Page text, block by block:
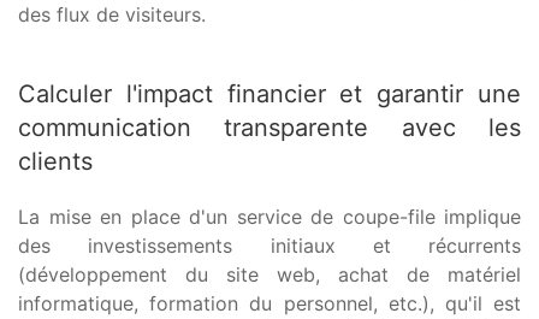
des flux de visiteurs.
Calculer l'impact financier et garantir une
communication transparente avec les
clients
La mise en place d'un service de coupe-file implique
des investissements initiaux et récurrents
(développement du site web, achat de matériel
informatique, formation du personnel, etc.), qu'il est